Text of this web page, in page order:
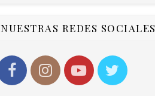
NUESTRAS REDES SOCIALES